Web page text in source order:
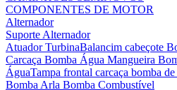
COMPONENTES DE MOTOR
Alternador
Suporte Alternador
Atuador TurbinaBalancim cabeçote
Carcaça Bomba Água Mangueira
ÁguaTampa frontal carcaça bomba de
Bomba Arla Bomba Combustível